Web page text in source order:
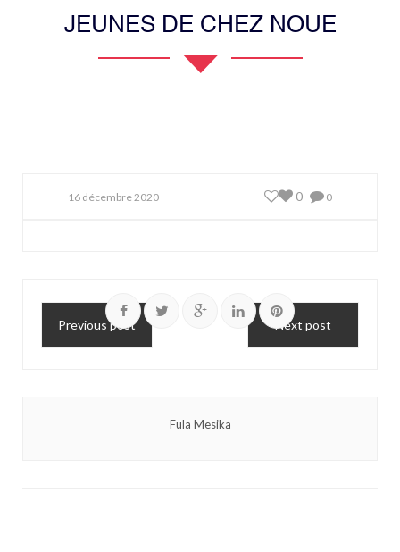
JEUNES DE CHEZ NOUE
16 décembre 2020 0
0
Previous post Next post
Fula Mesika